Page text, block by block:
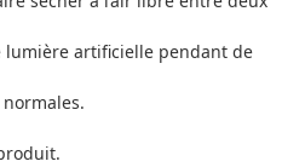
lumière artificielle pendant de